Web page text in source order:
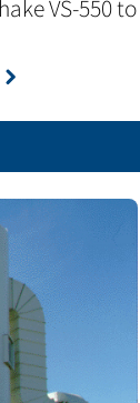
VS-550 to